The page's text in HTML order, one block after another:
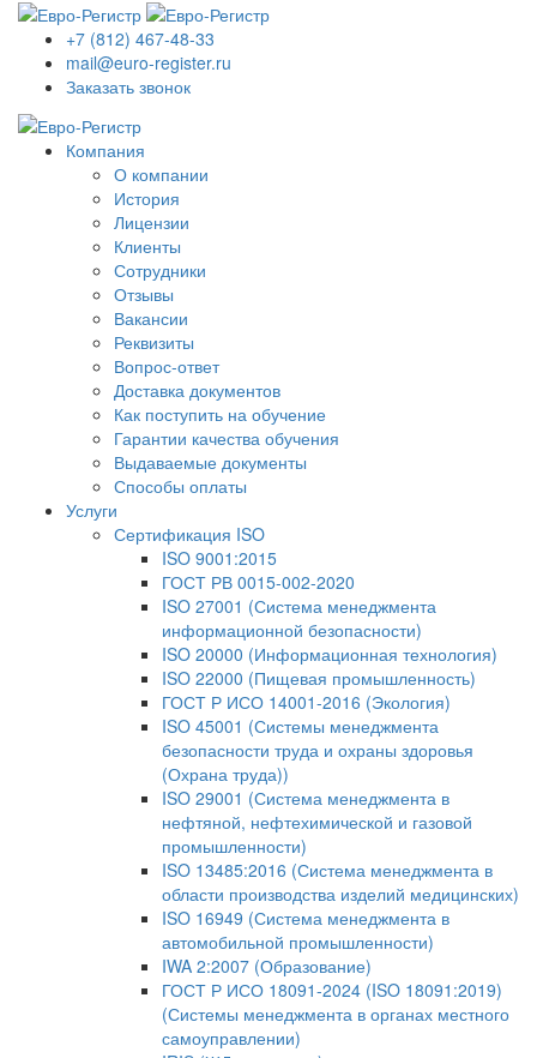
+7 (812) 467-48-33
mail@euro-register.ru
Заказать звонок
Компания
О компании
История
Лицензии
Клиенты
Сотрудники
Отзывы
Вакансии
Реквизиты
Вопрос-ответ
Доставка документов
Как поступить на обучение
Гарантии качества обучения
Выдаваемые документы
Способы оплаты
Услуги
Сертификация ISO
ISO 9001:2015
ГОСТ РВ 0015-002-2020
ISO 27001 (Система менеджмента
информационной безопасности)
ISO 20000 (Информационная технология)
ISO 22000 (Пищевая промышленность)
ГОСТ Р ИСО 14001-2016 (Экология)
ISO 45001 (Системы менеджмента
безопасности труда и охраны здоровья
(Охрана труда))
ISO 29001 (Система менеджмента в
нефтяной, нефтехимической и газовой
промышленности)
ISO 13485:2016 (Система менеджмента в
области производства изделий медицинских)
ISO 16949 (Система менеджмента в
автомобильной промышленности)
IWA 2:2007 (Образование)
ГОСТ Р ИСО 18091-2024 (ISO 18091:2019)
(Системы менеджмента в органах местного
самоуправлении)